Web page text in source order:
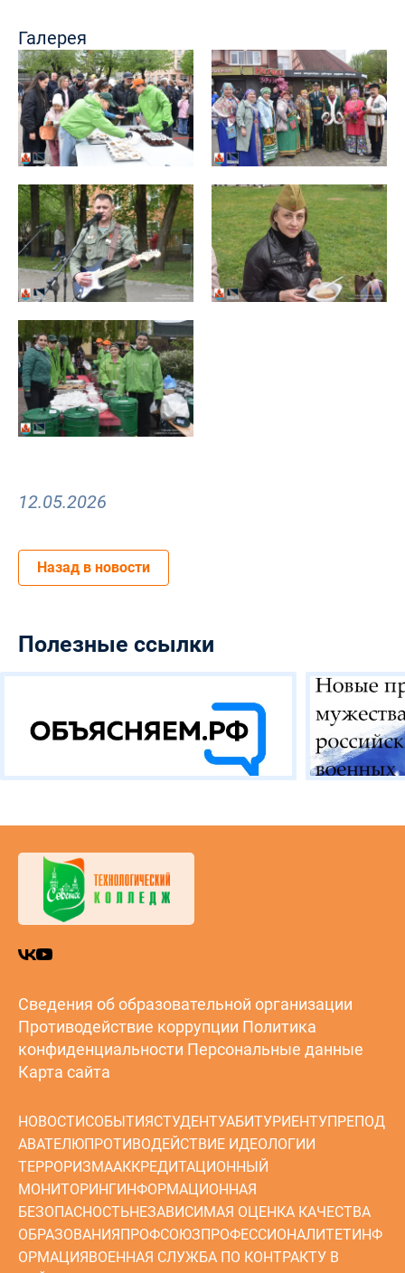
Галерея
12.05.2026
Назад в новости
Полезные ссылки
Сведения об образовательной организации
Противодействие коррупции Политика
конфиденциальности Персональные данные
Карта сайта
НОВОСТИСОБЫТИЯСТУДЕНТУАБИТУРИЕНТУПРЕПОД
АВАТЕЛЮПРОТИВОДЕЙСТВИЕ ИДЕОЛОГИИ
ТЕРРОРИЗМААККРЕДИТАЦИОННЫЙ
МОНИТОРИНГИНФОРМАЦИОННАЯ
БЕЗОПАСНОСТЬНЕЗАВИСИМАЯ ОЦЕНКА КАЧЕСТВА
ОБРАЗОВАНИЯПРОФСОЮЗПРОФЕССИОНАЛИТЕТИНФ
ОРМАЦИЯВОЕННАЯ СЛУЖБА ПО КОНТРАКТУ В